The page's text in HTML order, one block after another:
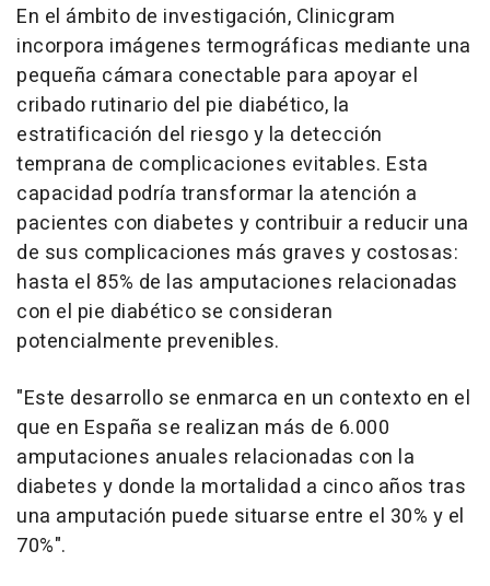
En el ámbito de investigación, Clinicgram
incorpora imágenes termográficas mediante una
pequeña cámara conectable para apoyar el
cribado rutinario del pie diabético, la
estratificación del riesgo y la detección
temprana de complicaciones evitables. Esta
capacidad podría transformar la atención a
pacientes con diabetes y contribuir a reducir una
de sus complicaciones más graves y costosas:
hasta el 85% de las amputaciones relacionadas
con el pie diabético se consideran
potencialmente prevenibles.
"Este desarrollo se enmarca en un contexto en el
que en España se realizan más de 6.000
amputaciones anuales relacionadas con la
diabetes y donde la mortalidad a cinco años tras
una amputación puede situarse entre el 30% y el
70%".